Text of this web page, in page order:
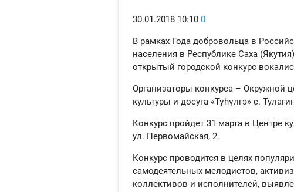
30.01.2018 10:10 0
В рамках Года добровольца в
населения в Республике Саха
открытый городской конкурс
Организаторы конкурса – Окружной
культуры и досуга «Түhүлгэ» с.
Конкурс пройдет 31 марта в Центре
ул. Первомайская, 2.
Конкурс проводится в целях
самодеятельных мелодистов,
коллективов и исполнителей,